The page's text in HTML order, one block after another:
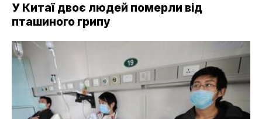
У Китаї двоє людей померли від
пташиного грипу